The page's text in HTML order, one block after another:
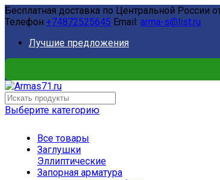
Бесплатная доставка по Центральной России
Телефон +74872525645 Email: arma-s@list.ru
Лучшие предложения
Выберите категорию
Все товары
Заглушки
Эллиптические
Запорная арматура